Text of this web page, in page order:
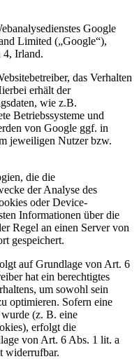
Google
Limited („Google“),
4, Irland.
das Verhalten
erhält der
wie z.B.
Betriebssysteme und
von Google ggf. in
jeweiligen Nutzer bzw.
die die
der Analyse des
oder Device-
Informationen über die
Regel an einen Server von
gespeichert.
auf Grundlage von Art. 6
hat ein berechtigtes
um sowohl sein
optimieren. Sofern eine
(z. B. eine
erfolgt die
von Art. 6 Abs. 1 lit. a
widerrufbar.